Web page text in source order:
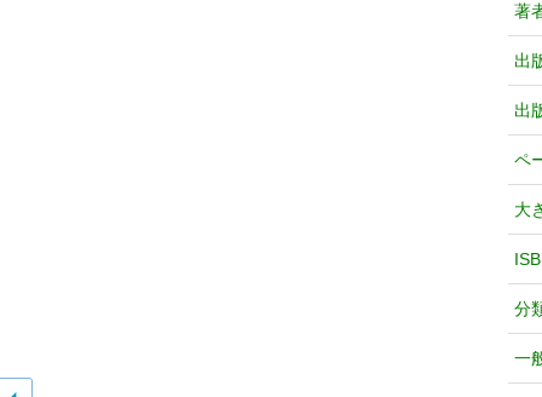
著
出
出
ペ
大
分
一